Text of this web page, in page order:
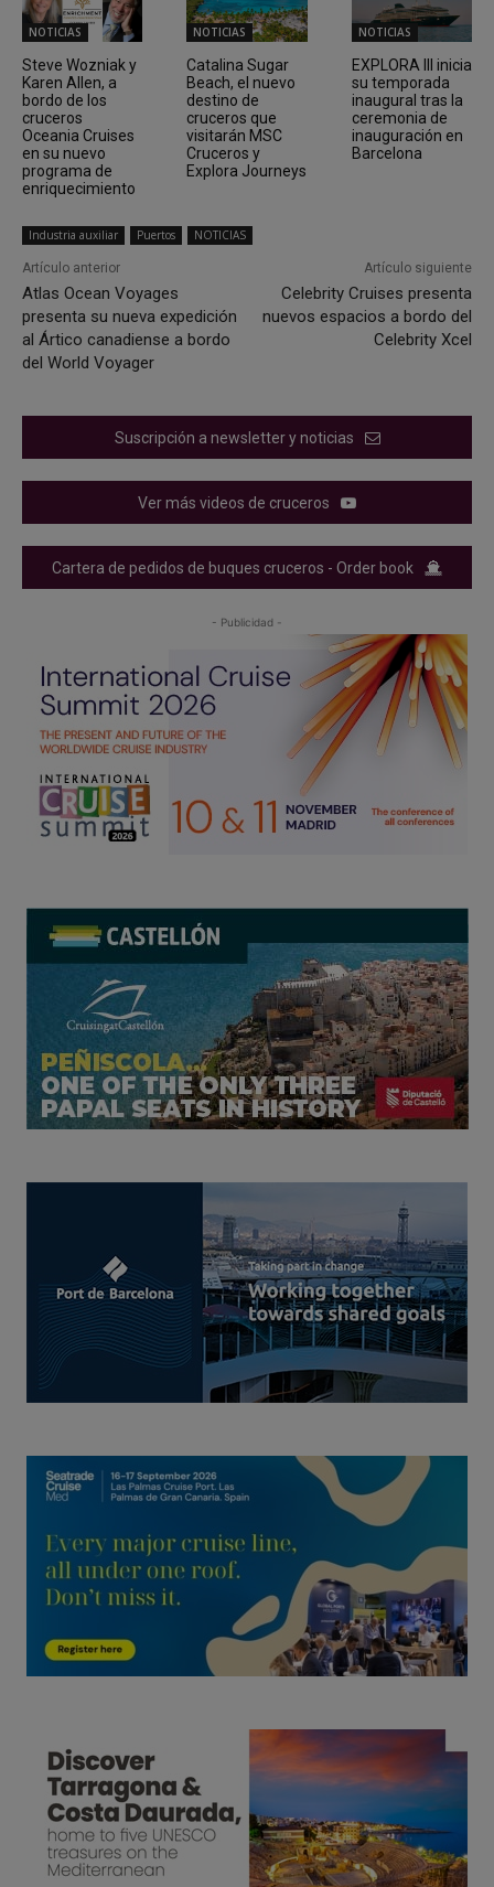
NOTICIAS
Steve Wozniak y
Karen Allen, a
bordo de los
cruceros
Oceania Cruises
en su nuevo
programa de
enriquecimiento
NOTICIAS
Catalina Sugar
Beach, el nuevo
destino de
cruceros que
visitarán MSC
Cruceros y
Explora Journeys
NOTICIAS
EXPLORA III inicia
su temporada
inaugural tras la
ceremonia de
inauguración en
Barcelona
Industria auxiliar Puertos NOTICIAS
Artículo anterior
Atlas Ocean Voyages
presenta su nueva expedición
al Ártico canadiense a bordo
del World Voyager
Artículo siguiente
Celebrity Cruises presenta
nuevos espacios a bordo del
Celebrity Xcel
Suscripción a newsletter y noticias
Ver más videos de cruceros
Cartera de pedidos de buques cruceros - Order book
- Publicidad -